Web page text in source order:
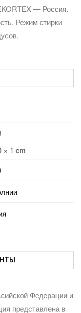
— Россия.
Режим стирки
× 1 cm
Федерации и
представлена в